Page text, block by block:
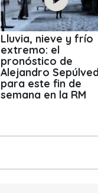
Lluvia, nieve y frío
extremo: el
pronóstico de
Alejandro
para este fin de
semana en la RM